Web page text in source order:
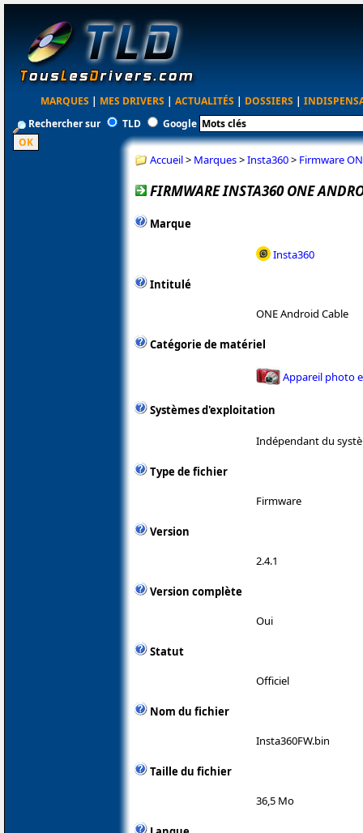
MARQUES | MES DRIVERS | ACTUALITÉS | DOSSIERS |
Rechercher sur
TLD Google
Accueil> Marques>Insta360> Firmware
FIRMWARE INSTA360 ONE
Marque
Insta360
Intitulé
ONE Android Cable
Catégorie de matériel
Appareil photo
Systèmes d'exploitation
Indépendant du
Type de fichier
Firmware
Version
2.4.1
Version complète
Oui
Statut
Officiel
Nom du fichier
Insta360FW.bin
Taille du fichier
36,5 Mo